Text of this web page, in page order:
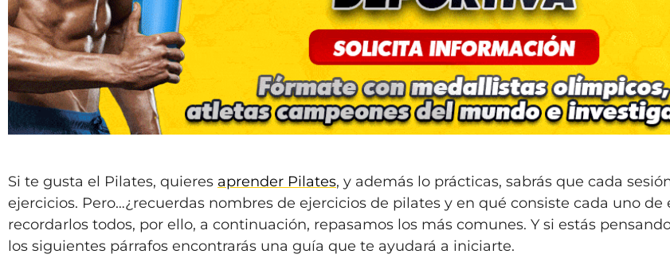
Si te gusta el Pilates, quieres aprender Pilates, y además lo prácticas, sabrás que cada
ejercicios. Pero…¿recuerdas nombres de ejercicios de pilates y en qué consiste cada uno de
recordarlos todos, por ello, a continuación, repasamos los más comunes. Y si estás
los siguientes párrafos encontrarás una guía que te ayudará a iniciarte.